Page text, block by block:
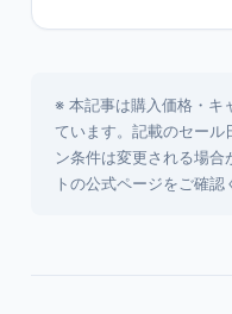
※ 本記事は購入価格・キ
ています。記載のセール
ン条件は変更される場
トの公式ページをご確認